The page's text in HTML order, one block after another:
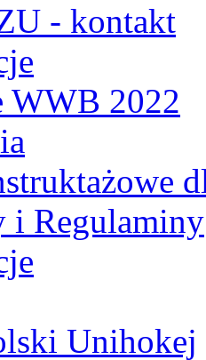
- kontakt
WWB 2022
i Regulaminy
Unihokej